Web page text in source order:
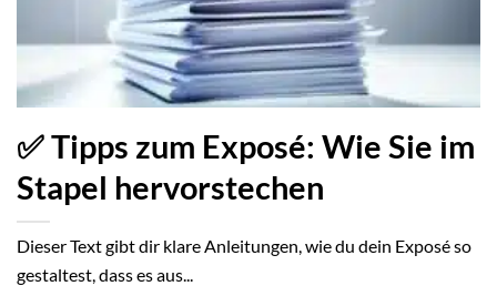
✅ Tipps zum Exposé: Wie Sie im
Stapel hervorstechen
Dieser Text gibt dir klare Anleitungen, wie du dein Exposé so
gestaltest, dass es aus...